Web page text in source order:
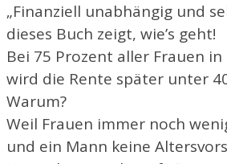
„Finanziell unabhängig und
dieses Buch zeigt, wie’s geht!
Bei 75 Prozent aller Frauen
wird die Rente später unter
Warum?
Weil Frauen immer noch
und ein Mann keine